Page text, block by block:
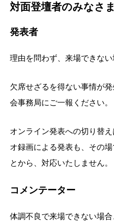
対面登壇者のみなさま
発表者
理由を問わず、来場できない
欠席せざるを得ない事情が
会事務局にご一報ください。
オンライン発表への切り替
オ録画による発表も、その
とから、対応いたしません。
コメンテーター
体調不良で来場できない場